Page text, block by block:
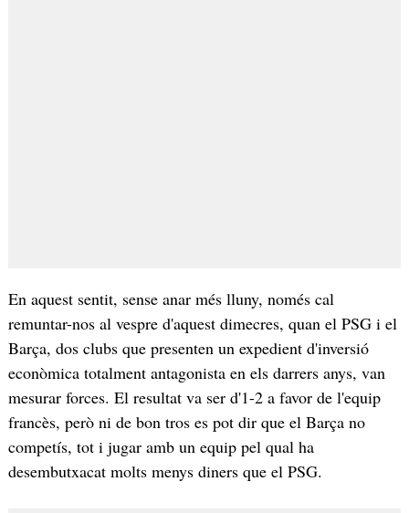
En aquest sentit, sense anar més lluny, només cal
remuntar-nos al vespre d'aquest dimecres, quan el PSG i el
Barça, dos clubs que presenten un expedient d'inversió
econòmica totalment antagonista en els darrers anys, van
mesurar forces. El resultat va ser d'1-2 a favor de l'equip
francès, però ni de bon tros es pot dir que el Barça no
competís, tot i jugar amb un equip pel qual ha
desembutxacat molts menys diners que el PSG.